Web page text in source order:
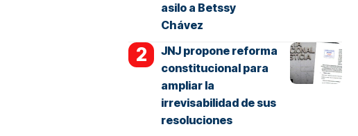
asilo a Betssy
Chávez
JNJ propone reforma
constitucional para
ampliar la
irrevisabilidad de sus
resoluciones